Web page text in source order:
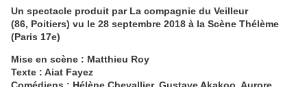
Un spectacle produit par La compagnie du Veilleur
(86, Poitiers) vu le 28 septembre 2018 à la Scène Thélème
(Paris 17e)
Mise en scène : Matthieu Roy
Texte : Aiat Fayez
Comédiens : Hélène Chevallier, Gustave Akakoo, Aurore